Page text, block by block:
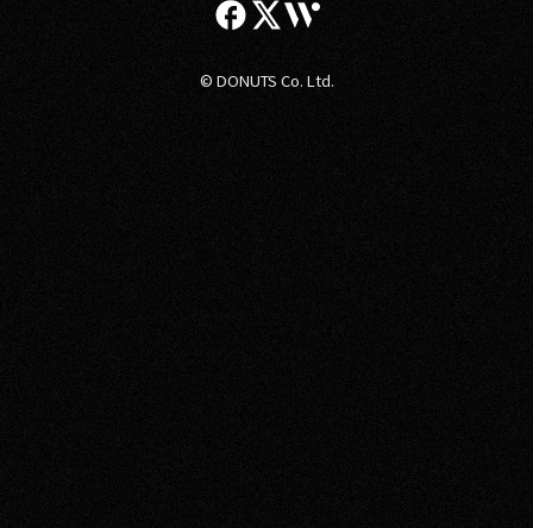
© DONUTS Co. Ltd.